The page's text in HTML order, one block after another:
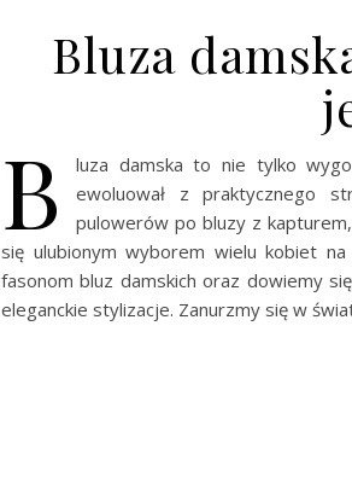
Bluza
B
luza damska to nie tylko
ewoluował z praktycznego
pulowerów po bluzy z
się ulubionym wyborem wielu kobiet
fasonom bluz damskich oraz dowiemy
eleganckie stylizacje. Zanurzmy się w